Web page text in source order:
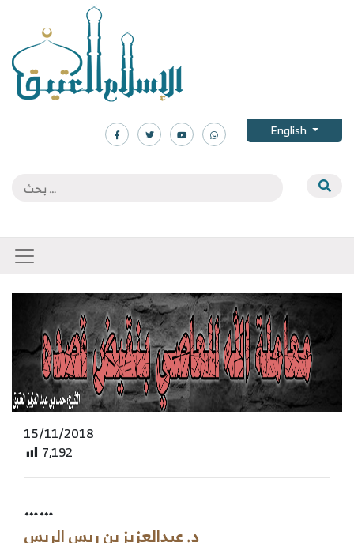
English
15/11/2018
7,192
……
د. عبدالعزيز بن ريس الريس